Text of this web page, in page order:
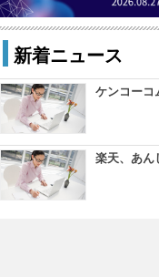
新着ニュース
ケンコーコ
楽天、あん